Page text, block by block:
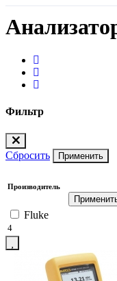
Фильтр
Сбросить Применить
Производитель
Fluke
4